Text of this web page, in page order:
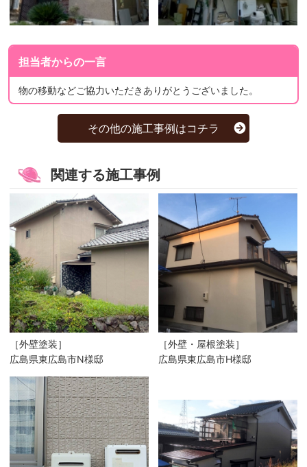
担当者からの一言
物の移動などご協力いただきありがとうございました。
その他の施工事例はコチラ
関連する施工事例
［外壁塗装］
広島県東広島市N様邸
［外壁・屋根塗装］
広島県東広島市H様邸